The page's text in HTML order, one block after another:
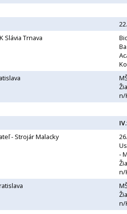
Slávia Trnava
n/
- Strojár Malacky
-
n/
n/